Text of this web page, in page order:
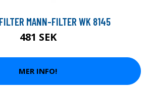
MANN-FILTER WK 8145
481 SEK
MER INFO!